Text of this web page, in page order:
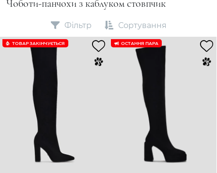
Чоботи-панчохи з каблуком стовпчик
Фільтр Сортування
ТОВАР ЗАКІНЧУЄTЬСЯ ОСТАННЯ ПАРА